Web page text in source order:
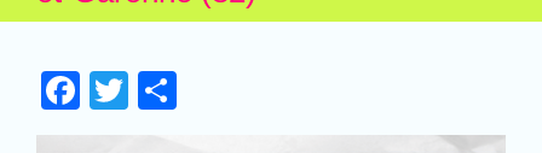
Facebook
Twitter